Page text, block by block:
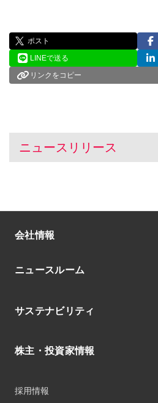
ポスト
LINEで送る
リンクをコピー
ニュースリリース
会社情報
会社概要
中期経営戦略
役員
事業
ニュースルーム
トピックス
IRニュース
サステナビリティ
環境
ガバナンス
株主・投資家情報
財務ハイライト
採用情報